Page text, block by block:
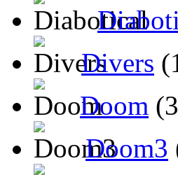
Divers
Doom
Doom3